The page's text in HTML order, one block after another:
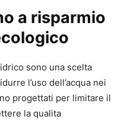
a risparmio
sono una scelta
l’uso dell’acqua nei
progettati per limitare il
la qualita